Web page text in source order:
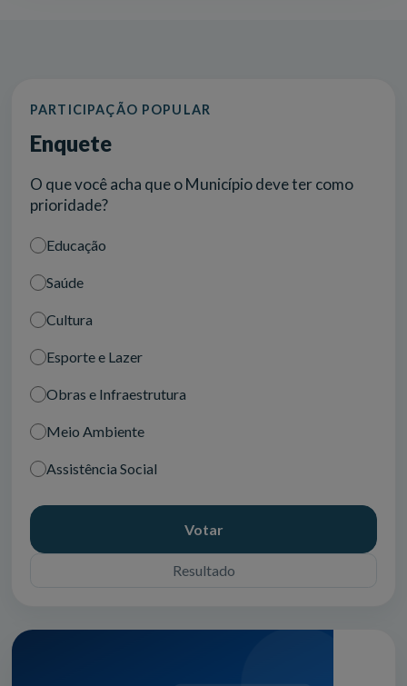
PARTICIPAÇÃO POPULAR
Enquete
O que você acha que o Município deve ter como
prioridade?
Educação
Saúde
Cultura
Esporte e Lazer
Obras e Infraestrutura
Meio Ambiente
Assistência Social
Votar
Resultado